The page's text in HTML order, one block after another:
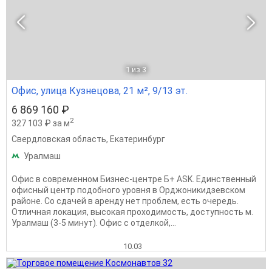
1 из 3
Офис, улица Кузнецова, 21 м², 9/13 эт.
6 869 160 ₽
327 103 ₽ за м2
Свердловская область, Екатеринбург
Уралмаш
Офис в современном Бизнес-центре Б+ ASK. Единственный
офисный центр подобного уровня в Орджоникидзевском
районе. Со сдачей в аренду нет проблем, есть очередь.
Отличная локация, высокая проходимость, доступность м.
Уралмаш (3-5 минут). Офис с отделкой,...
10.03